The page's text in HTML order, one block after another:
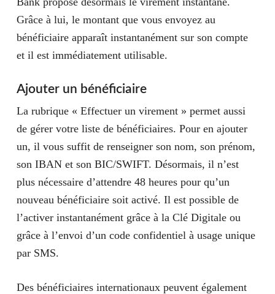
Grâce à lui, le montant que vous envoyez au
bénéficiaire apparaît instantanément sur son compte
et il est immédiatement utilisable.
Ajouter un bénéficiaire
La rubrique « Effectuer un virement » permet aussi
de gérer votre liste de bénéficiaires. Pour en ajouter
un, il vous suffit de renseigner son nom, son prénom,
son IBAN et son BIC/SWIFT. Désormais, il n’est
plus nécessaire d’attendre 48 heures pour qu’un
nouveau bénéficiaire soit activé. Il est possible de
l’activer instantanément grâce à la Clé Digitale ou
grâce à l’envoi d’un code confidentiel à usage unique
par SMS.
Des bénéficiaires internationaux peuvent également